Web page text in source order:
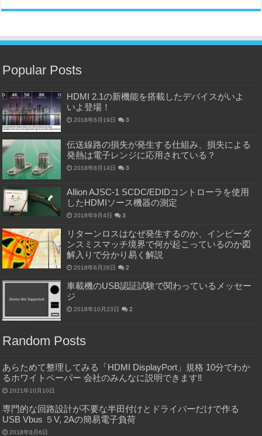
Popular Posts
HDMI 2.1の新機能を搭載したデバイスがいよ
いよ登場！
2018年6月19日 3
伝送線路の損失が発生する仕組み、損失による
発熱は電子レンジに応用されている？
2018年8月14日 3
Allion AJSC-1 SCDC/EDIDコントローラを使用
したHDMIソース機器の測定
2018年9月4日 3
リターンロスはなぜ発生するのか、インピーダ
ンスミスマッチ境界で何が起こっているのか図
解入りで分かり易く解説
2018年6月26日 2
車載機のUSB認証試験で関わっているメッセー
ジ
2018年10月23日 2
Random Posts
あらためて整理してみる「HDMI DisplayPort」規格 10分でわか
るホワイトペーパー 会社のみんなに説明できます‼
2021年10月10日
専門的な回路設計が不要な半田付けとドライバーだけで作る
USB Vbus ５V, 2Aの簡易電子負荷
2018年6月6日